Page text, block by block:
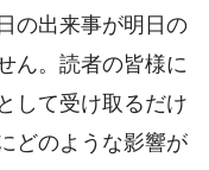
の出来事が明日の
ん。読者の皆様に
して受け取るだけ
どのような影響が